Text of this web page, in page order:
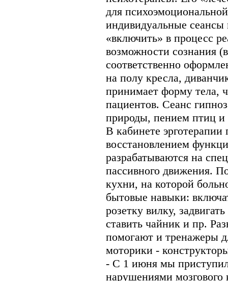
для
индивидуальные сеансы
«включить» в процесс
возможности сознания
соответственно
на полу кресла,
принимает форму тела,
пациентов. Сеанс
природы, пением птиц и
В кабинете
восстановлением
разрабатываются на
пассивного движения.
кухни, на которой
бытовые навыки:
розетку вилку,
ставить чайник и пр.
помогают и тренажеры
моторики -
- С 1 июня мы
нарушениями